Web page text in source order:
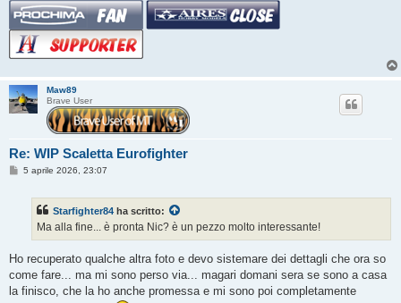
Maw89
Brave User
Re: WIP Scaletta Eurofighter
M
o
5 aprile 2026, 23:07
Starfighter84 ha scritto:
Ma alla fine... è pronta Nic? è un pezzo molto interessante!
Ho recuperato qualche altra foto e devo sistemare dei dettagli che ora so
come fare... ma mi sono perso via... magari domani sera se sono a casa
la finisco, che la ho anche promessa e mi sono poi completamente